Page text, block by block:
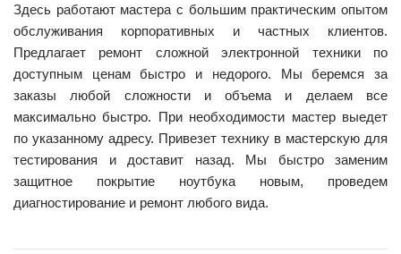
Здесь работают мастера с большим практическим опытом
обслуживания корпоративных и частных клиентов.
Предлагает ремонт сложной электронной техники по
доступным ценам быстро и недорого. Мы беремся за
заказы любой сложности и объема и делаем все
максимально быстро. При необходимости мастер выедет
по указанному адресу. Привезет технику в мастерскую для
тестирования и доставит назад. Мы быстро заменим
защитное покрытие ноутбука новым, проведем
диагностирование и ремонт любого вида.